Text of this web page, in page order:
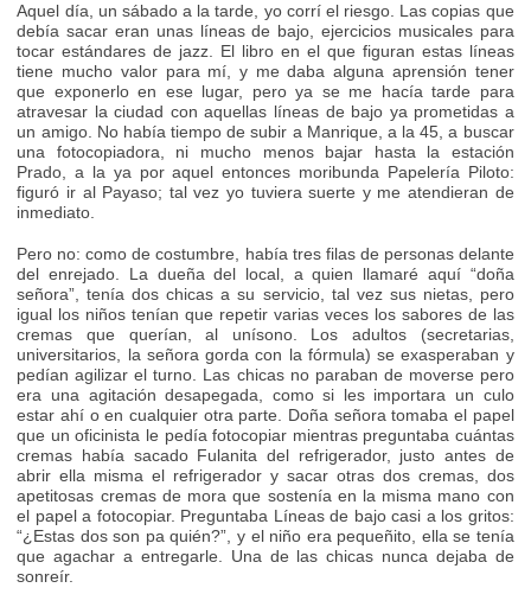
Aquel día, un sábado a la tarde, yo corrí el riesgo. Las copias que
debía sacar eran unas líneas de bajo, ejercicios musicales para
tocar estándares de jazz. El libro en el que figuran estas líneas
tiene mucho valor para mí, y me daba alguna aprensión tener
que exponerlo en ese lugar, pero ya se me hacía tarde para
atravesar la ciudad con aquellas líneas de bajo ya prometidas a
un amigo. No había tiempo de subir a Manrique, a la 45, a buscar
una fotocopiadora, ni mucho menos bajar hasta la estación
Prado, a la ya por aquel entonces moribunda Papelería Piloto:
figuró ir al Payaso; tal vez yo tuviera suerte y me atendieran de
inmediato.
Pero no: como de costumbre, había tres filas de personas delante
del enrejado. La dueña del local, a quien llamaré aquí “doña
señora”, tenía dos chicas a su servicio, tal vez sus nietas, pero
igual los niños tenían que repetir varias veces los sabores de las
cremas que querían, al unísono. Los adultos (secretarias,
universitarios, la señora gorda con la fórmula) se exasperaban y
pedían agilizar el turno. Las chicas no paraban de moverse pero
era una agitación desapegada, como si les importara un culo
estar ahí o en cualquier otra parte. Doña señora tomaba el papel
que un oficinista le pedía fotocopiar mientras preguntaba cuántas
cremas había sacado Fulanita del refrigerador, justo antes de
abrir ella misma el refrigerador y sacar otras dos cremas, dos
apetitosas cremas de mora que sostenía en la misma mano con
el papel a fotocopiar. Preguntaba Líneas de bajo casi a los gritos:
“¿Estas dos son pa quién?”, y el niño era pequeñito, ella se tenía
que agachar a entregarle. Una de las chicas nunca dejaba de
sonreír.